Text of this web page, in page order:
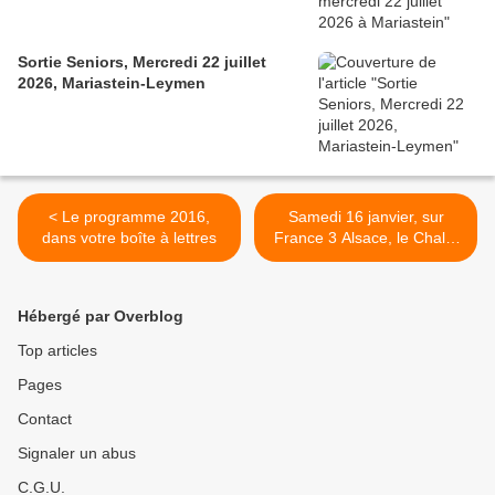
Sortie Seniors, Mercredi 22 juillet
2026, Mariastein-Leymen
< Le programme 2016,
dans votre boîte à lettres
Samedi 16 janvier, sur
France 3 Alsace, le Chalet
suisse et le Bain des
Hébergé par Overblog
Top articles
Pages
Contact
Signaler un abus
C.G.U.